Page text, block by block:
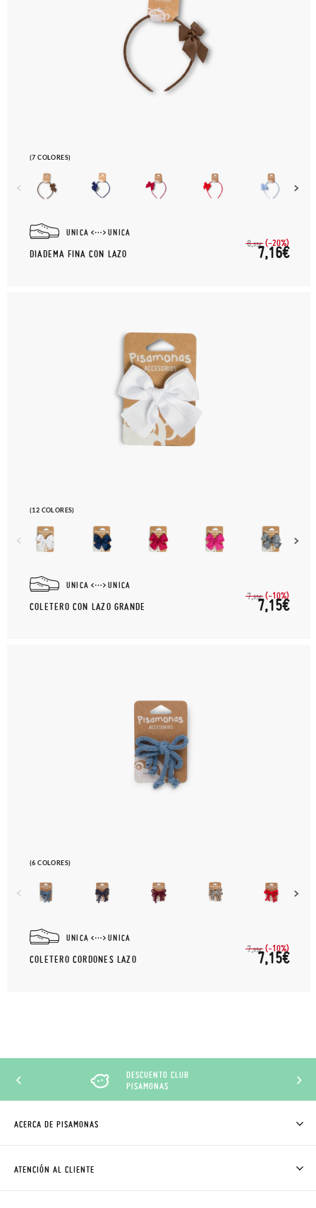
(7 COLORES)
UNICA UNICA
DIADEMA FINA CON LAZO
8,95€ (-20%)
7,16€
(12 COLORES)
UNICA UNICA
COLETERO CON LAZO GRANDE
7,95€ (-10%)
7,15€
(6 COLORES)
UNICA UNICA
COLETERO CORDONES LAZO
7,95€ (-10%)
7,15€
DESCUENTO CLUB
PISAMONAS
ACERCA DE PISAMONAS
CÓMO COMPRAR
ATENCIÓN AL CLIENTE